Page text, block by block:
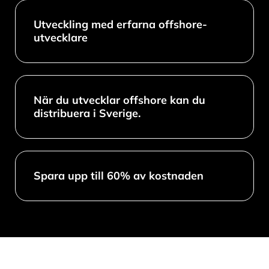
Utveckling med erfarna offshore-
utvecklare
När du utvecklar offshore kan du
distribuera i Sverige.
Spara upp till 60% av kostnaden